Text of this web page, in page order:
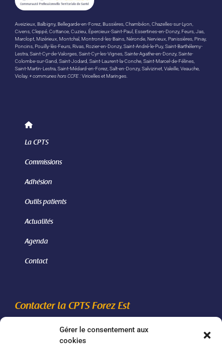
Gérer le consentement aux
cookies
Aveizieux, Balbigny, Bellegarde-en-Forez, Bussières, Chambéon, Chazelles-sur-Lyon,
Civens, Cleppé, Cottance, Cuzieu, Épercieux-Saint-Paul, Essertines-en-Donzy, Feurs, Jas,
Marclopt, Mizérieux, Montchal, Montrond-les-Bains, Néronde, Nervieux, Panissières, Pinay,
Poncins, Pouilly-lès-Feurs, Rivas, Rozier-en-Donzy, Saint-André-le-Puy, Saint-Barthélemy-
Lestra, Saint-Cyr-de-Valorges, Saint-Cyr-les-Vignes, Sainte-Agathe-en-Donzy, Sainte-
Colombe-sur-Gand, Saint-Jodard, Saint-Laurent-la-Conche, Saint-Marcel-de-Félines,
Saint-Martin-Lestra, Saint-Médard-en-Forez, Salt-en-Donzy, Salvizinet, Valeille, Veauche,
Violay. + communes hors CCFE :Viricelles et Maringes.
La CPTS
Commissions
Adhésion
Outils patients
Actualités
Agenda
Contact
Contacter la CPTS Forez Est